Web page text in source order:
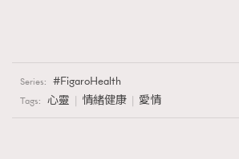
Series: FigaroHealth
Tags: 心靈 情緒健康 愛情